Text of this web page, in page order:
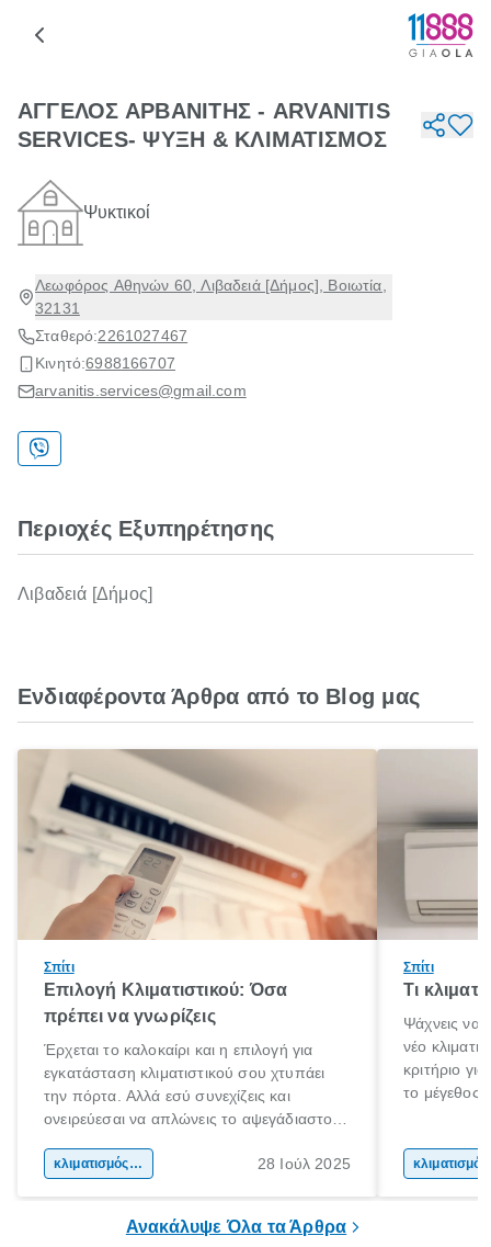
ΑΓΓΕΛΟΣ ΑΡΒΑΝΙΤΗΣ - ARVANITIS
SERVICES- ΨΥΞΗ & ΚΛΙΜΑΤΙΣΜΟΣ
Ψυκτικοί
Λεωφόρος Αθηνών 60, Λιβαδειά [Δήμος], Βοιωτία,
32131
Σταθερό:2261027467
Κινητό:6988166707
arvanitis.services@gmail.com
Περιοχές Εξυπηρέτησης
Λιβαδειά [Δήμος]
Ενδιαφέροντα Άρθρα από το Blog μας
Σπίτι
Επιλογή Κλιματιστικού: Όσα
πρέπει να γνωρίζεις
Έρχεται το καλοκαίρι και η επιλογή για
εγκατάσταση κλιματιστικού σου χτυπάει
την πόρτα. Αλλά εσύ συνεχίζεις και
ονειρεύεσαι να απλώνεις το αψεγάδιαστο
όμως τι γίνεται;
κλιματισμός σπιτιού 28 Ιούλ 2025
Σπίτι
Τι
Ψάχνεις να
νέο
κριτήριο
το μέγεθος
μόνο στις
συσκευής.
Ανακάλυψε Όλα τα Άρθρα